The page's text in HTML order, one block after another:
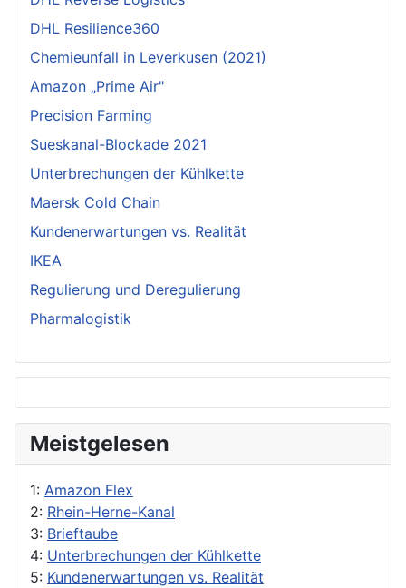
DHL Resilience360
Chemieunfall in Leverkusen (2021)
Amazon „Prime Air"
Precision Farming
Sueskanal-Blockade 2021
Unterbrechungen der Kühlkette
Maersk Cold Chain
Kundenerwartungen vs. Realität
IKEA
Regulierung und Deregulierung
Pharmalogistik
Meistgelesen
1: Amazon Flex
2: Rhein-Herne-Kanal
3: Brieftaube
4: Unterbrechungen der Kühlkette
5: Kundenerwartungen vs. Realität